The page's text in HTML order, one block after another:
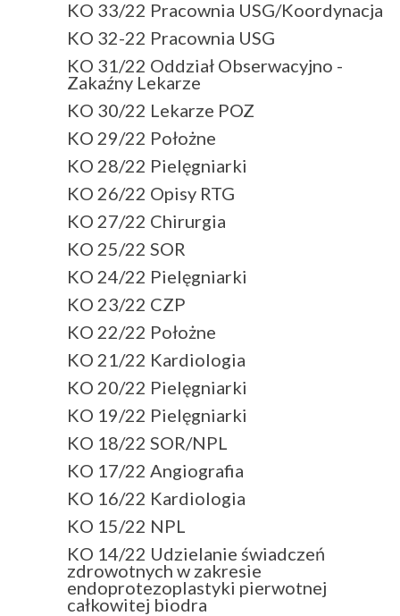
KO 33/22 Pracownia USG/Koordynacja
KO 32-22 Pracownia USG
KO 31/22 Oddział Obserwacyjno -
Zakaźny Lekarze
KO 30/22 Lekarze POZ
KO 29/22 Położne
KO 28/22 Pielęgniarki
KO 26/22 Opisy RTG
KO 27/22 Chirurgia
KO 25/22 SOR
KO 24/22 Pielęgniarki
KO 23/22 CZP
KO 22/22 Położne
KO 21/22 Kardiologia
KO 20/22 Pielęgniarki
KO 19/22 Pielęgniarki
KO 18/22 SOR/NPL
KO 17/22 Angiografia
KO 16/22 Kardiologia
KO 15/22 NPL
KO 14/22 Udzielanie świadczeń
zdrowotnych w zakresie
endoprotezoplastyki pierwotnej
całkowitej biodra